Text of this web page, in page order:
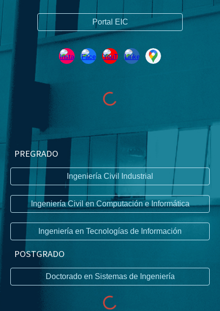
Portal EIC
PREGRADO
Ingeniería Civil Industrial
Ingeniería Civil en Computación e Informática
Ingeniería en Tecnologías de Información
POSTGRADO
Doctorado en Sistemas de Ingeniería